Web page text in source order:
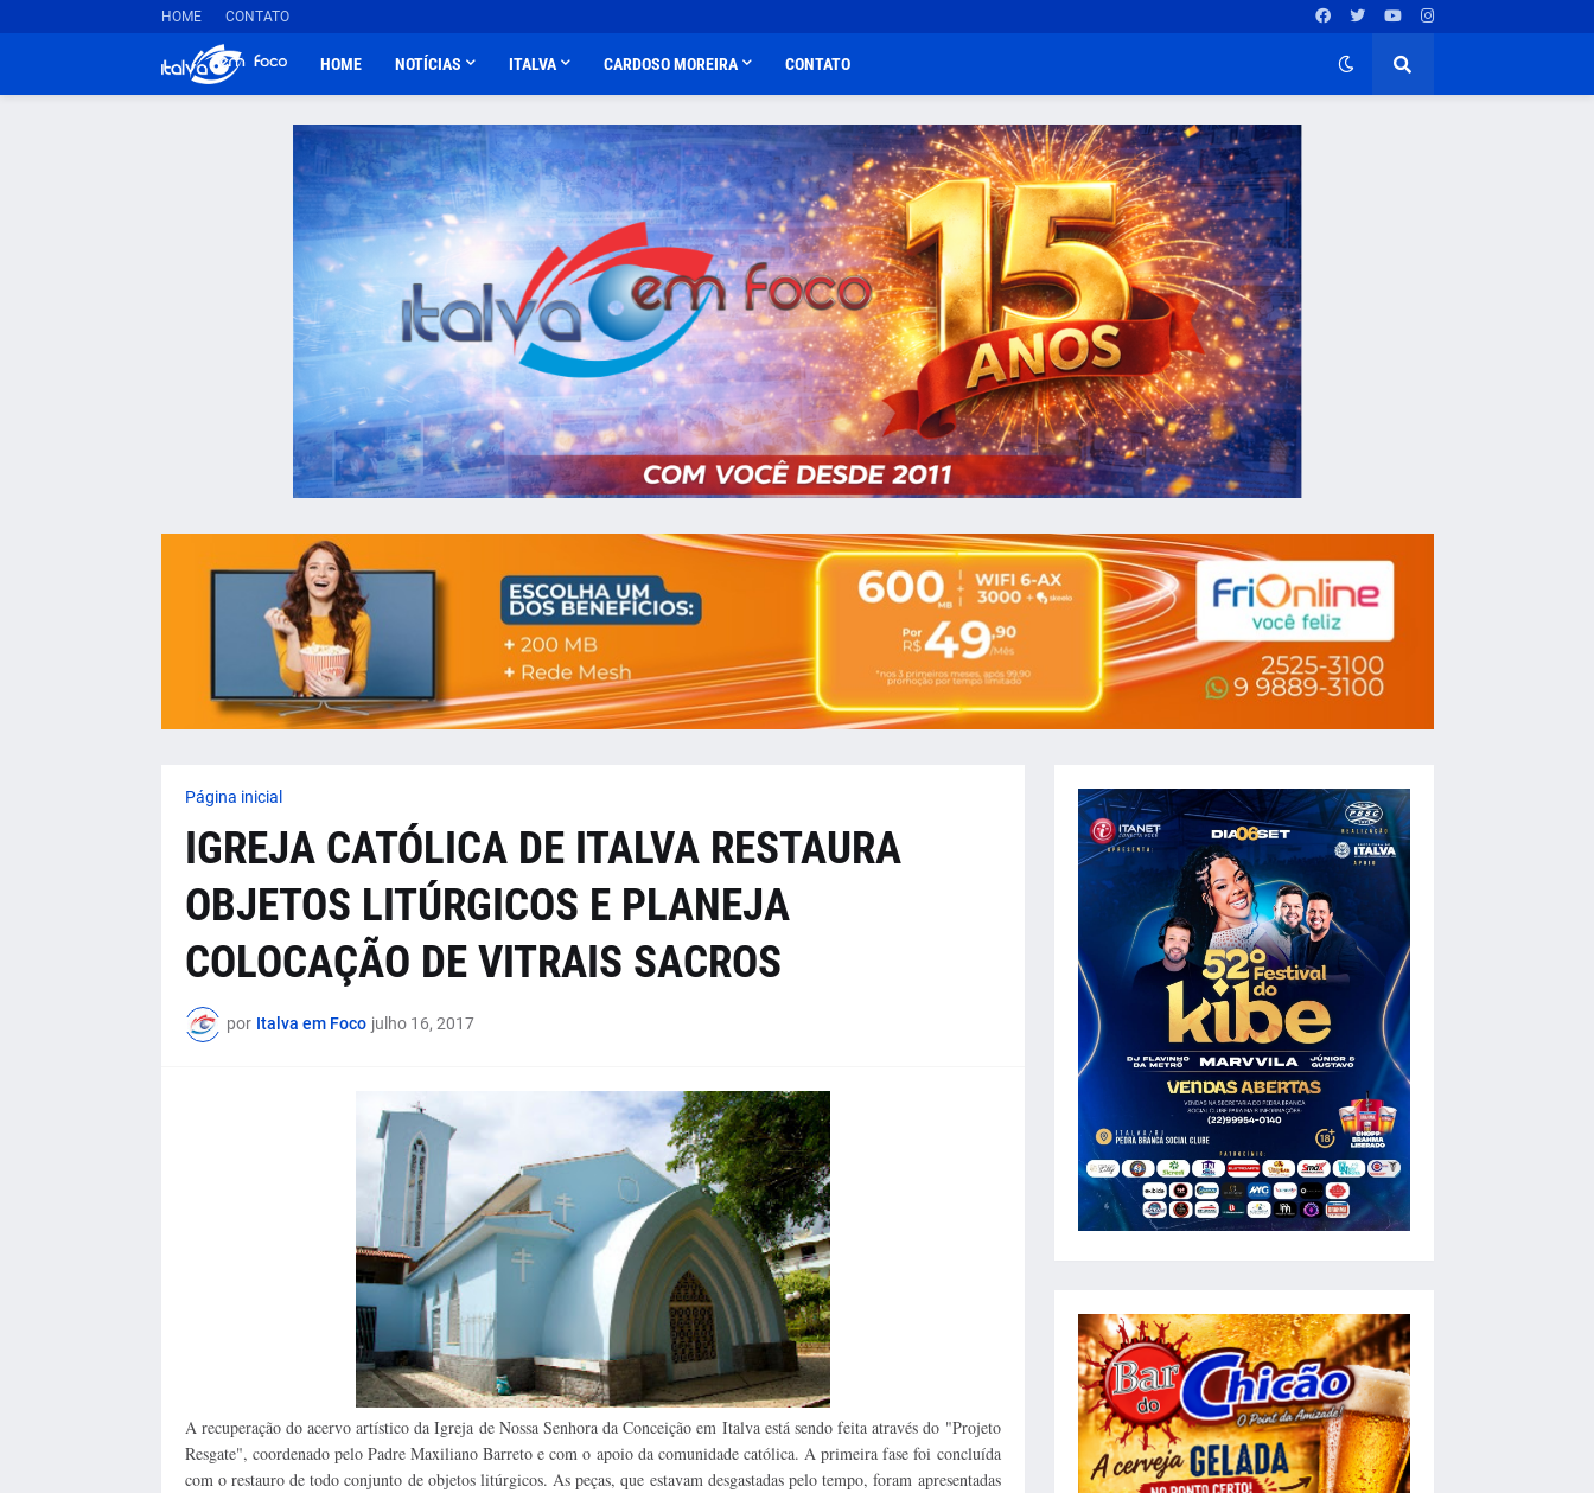
HOME CONTATO
HOME NOTÍCIAS ITALVA CARDOSO MOREIRA CONTATO
Página inicial
IGREJA CATÓLICA DE ITALVA RESTAURA
OBJETOS LITÚRGICOS E PLANEJA
COLOCAÇÃO DE VITRAIS SACROS
por Italva em Foco julho 16, 2017
A recuperação do acervo artístico da Igreja de Nossa Senhora da Conceição em Italva está sendo feita através do "Projeto
Resgate", coordenado pelo Padre Maxiliano Barreto e com o apoio da comunidade católica. A primeira fase foi concluída
com o restauro de todo conjunto de objetos litúrgicos. As peças, que estavam desgastadas pelo tempo, foram apresentadas